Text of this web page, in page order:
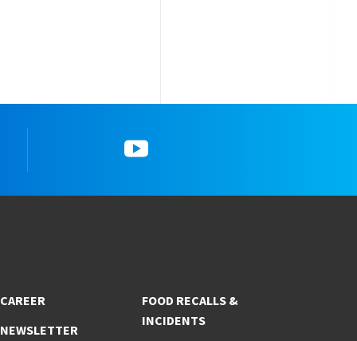
CAREER
NEWSLETTER
FOOD RECALLS &
INCIDENTS